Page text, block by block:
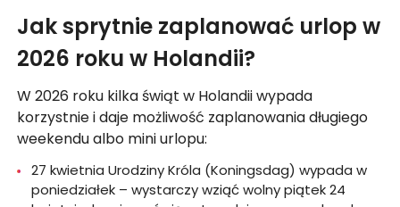
Jak sprytnie zaplanować urlop w
2026 roku w Holandii?
W 2026 roku kilka świąt w Holandii wypada
korzystnie i daje możliwość zaplanowania długiego
weekendu albo mini urlopu:
27 kwietnia Urodziny Króla (Koningsdag) wypada w
poniedziałek – wystarczy wziąć wolny piątek 24